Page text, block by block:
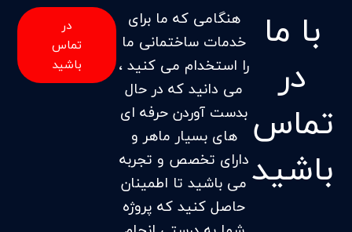
با ما
در
تماس
باشید
هنگامی که ما برای
خدمات ساختمانی ما
را استخدام می کنید ،
می دانید که در حال
بدست آوردن حرفه ای
های بسیار ماهر و
دارای تخصص و تجربه
می باشید تا اطمینان
حاصل کنید که پروژه
در
تماس
باشید